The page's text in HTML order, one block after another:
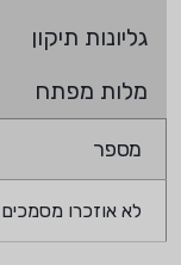
גליונות תיקון
מלות מפתח
מספר
לא אוזכרו